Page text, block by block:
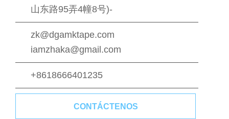
山东路95弄4幢8号)-
zk@dgamktape.com
iamzhaka@gmail.com
+8618666401235
CONTÁCTENOS